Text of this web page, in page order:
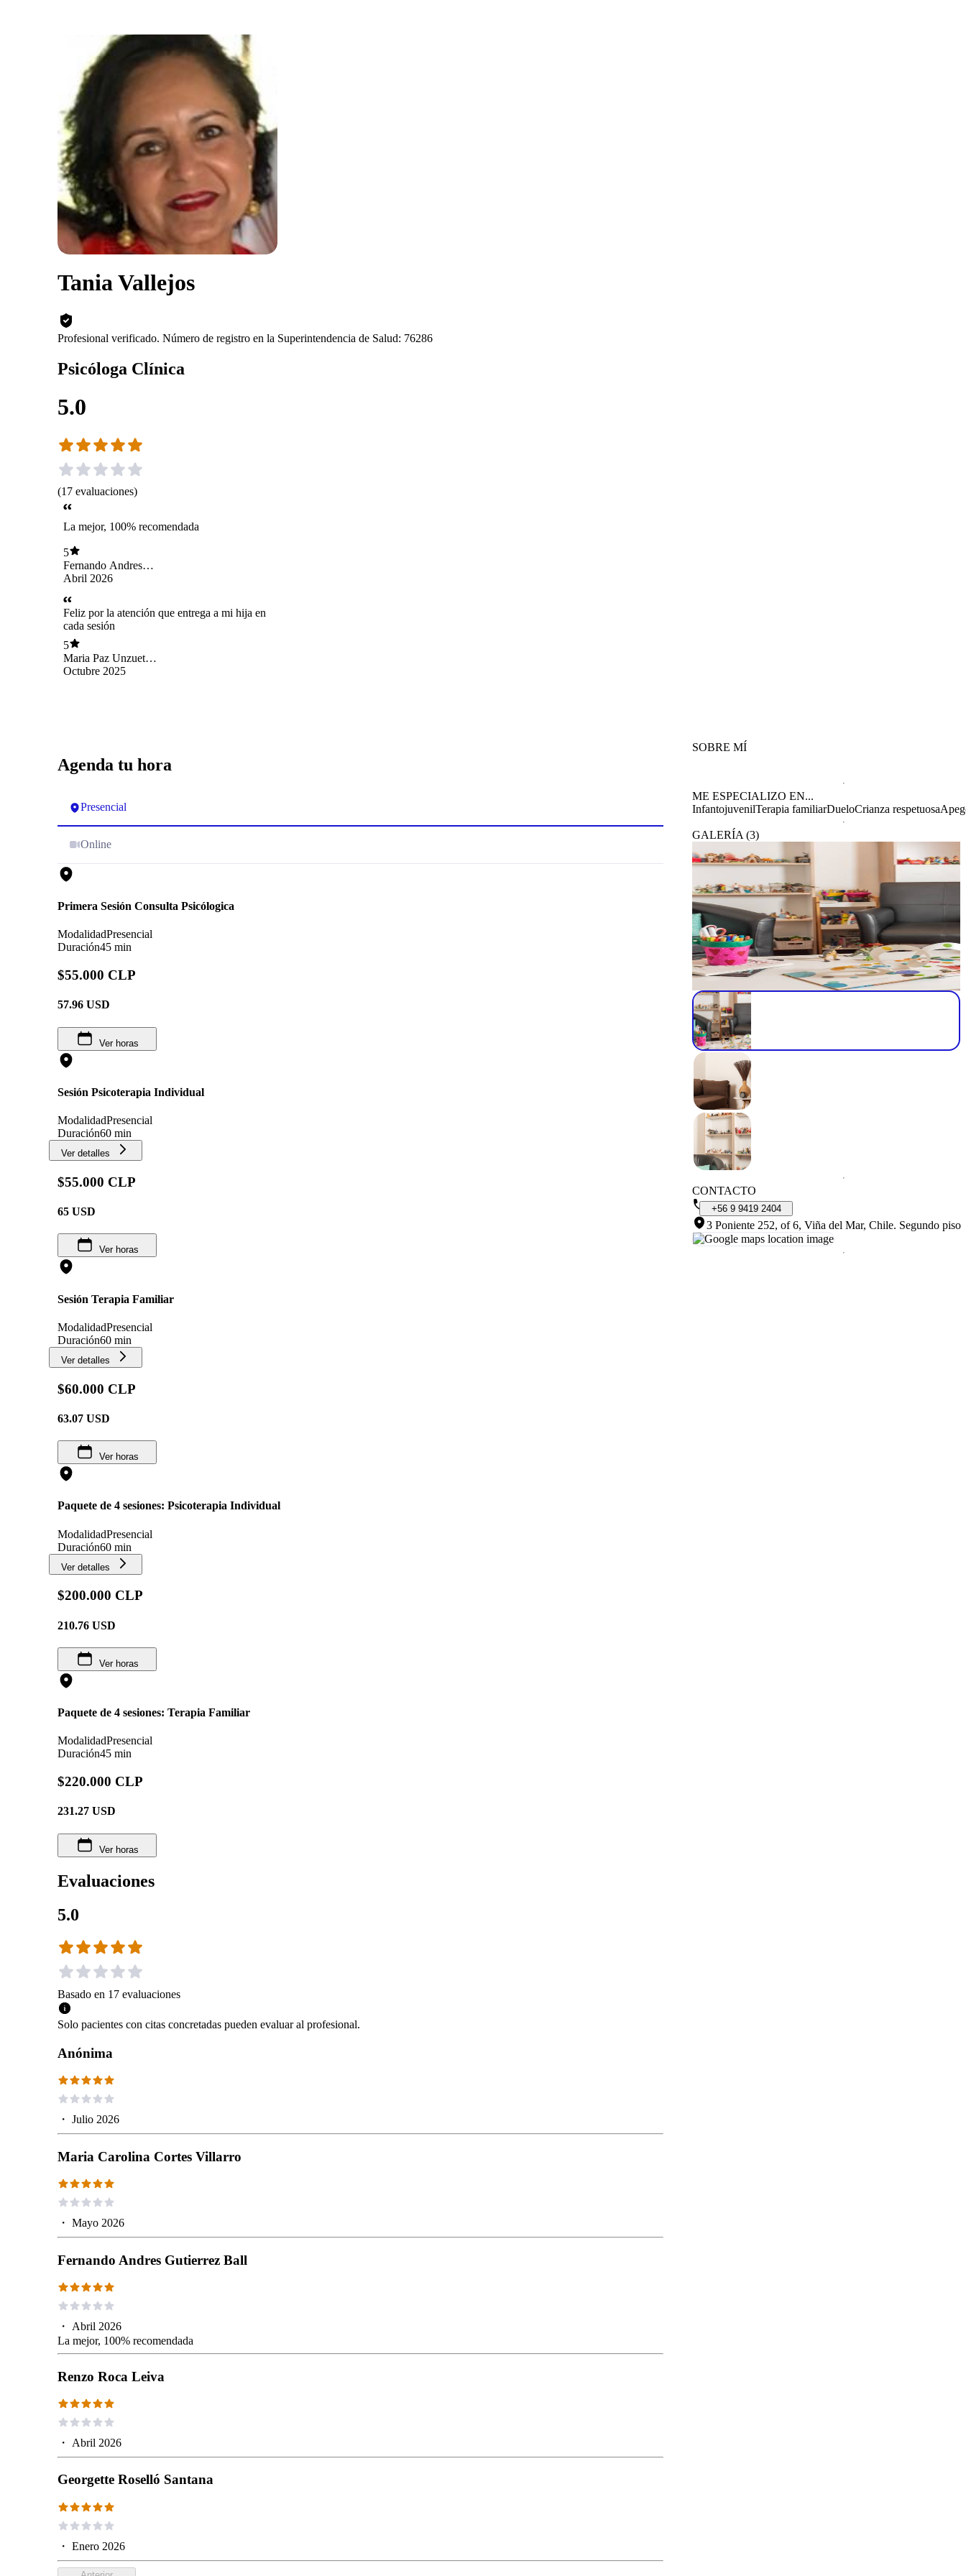
Tania Vallejos
Profesional verificado. Número de registro en la Superintendencia de Salud: 76286
Psicóloga Clínica
5.0
(17 evaluaciones)
La mejor, 100% recomendada
5
Fernando Andres
Gutierrez Ball
Abril 2026
Feliz por la atención que entrega a mi hija en
cada sesión
5
Maria Paz Unzueta
Motto
Octubre 2025
Agenda tu hora
Presencial
Online
Primera Sesión Consulta Psicólogica
ModalidadPresencial
Duración45 min
$55.000 CLP
57.96 USD
Ver horas
Sesión Psicoterapia Individual
ModalidadPresencial
Duración60 min
Ver detalles
$55.000 CLP
65 USD
Ver horas
Sesión Terapia Familiar
ModalidadPresencial
Duración60 min
Ver detalles
$60.000 CLP
63.07 USD
Ver horas
Paquete de 4 sesiones: Psicoterapia Individual
ModalidadPresencial
Duración60 min
Ver detalles
$200.000 CLP
210.76 USD
Ver horas
Paquete de 4 sesiones: Terapia Familiar
ModalidadPresencial
Duración45 min
$220.000 CLP
231.27 USD
Ver horas
Evaluaciones
5.0
Basado en 17 evaluaciones
Solo pacientes con citas concretadas pueden evaluar al profesional.
Anónima
・ Julio 2026
Maria Carolina Cortes Villarro
・ Mayo 2026
Fernando Andres Gutierrez Ball
・ Abril 2026
La mejor, 100% recomendada
Renzo Roca Leiva
・ Abril 2026
Georgette Roselló Santana
・ Enero 2026
SOBRE MÍ
ME ESPECIALIZO EN...
InfantojuvenilTerapia familiarDueloCrianza respetuosa
GALERÍA (3)
CONTACTO
+56 9 9419 2404
3 Poniente 252, of 6, Viña del Mar, Chile. Segundo piso